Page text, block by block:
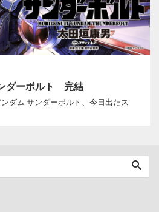
ダーボルト 完結
ダム サンダーボルト、今日出たス